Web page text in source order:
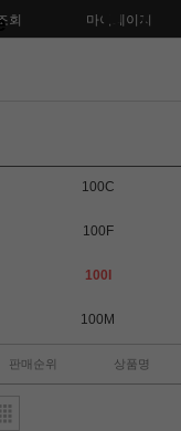
회 마이페이지
100C
100F
100I
100M
판매순위 상품명